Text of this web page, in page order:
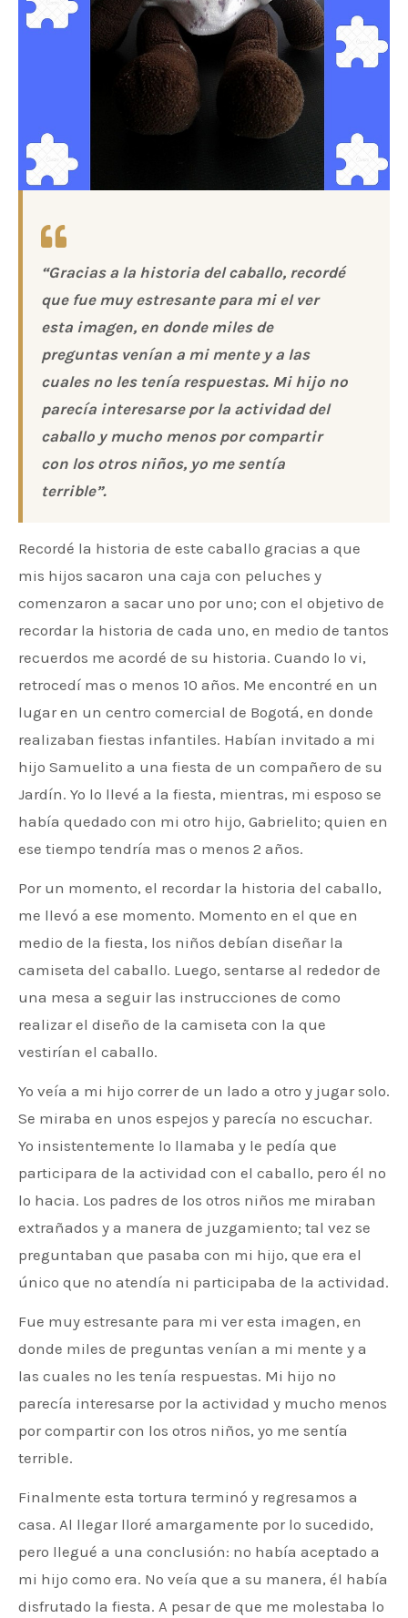
“Gracias a la historia del caballo, recordé
que fue muy estresante para mi el ver
esta imagen, en donde miles de
preguntas venían a mi mente y a las
cuales no les tenía respuestas. Mi hijo no
parecía interesarse por la actividad del
caballo y mucho menos por compartir
con los otros niños, yo me sentía
terrible”.
Recordé la historia de este caballo gracias a que
mis hijos sacaron una caja con peluches y
comenzaron a sacar uno por uno; con el objetivo de
recordar la historia de cada uno, en medio de tantos
recuerdos me acordé de su historia. Cuando lo vi,
retrocedí mas o menos 10 años. Me encontré en un
lugar en un centro comercial de Bogotá, en donde
realizaban fiestas infantiles. Habían invitado a mi
hijo Samuelito a una fiesta de un compañero de su
Jardín. Yo lo llevé a la fiesta, mientras, mi esposo se
había quedado con mi otro hijo, Gabrielito; quien en
ese tiempo tendría mas o menos 2 años.
Por un momento, el recordar la historia del caballo,
me llevó a ese momento. Momento en el que en
medio de la fiesta, los niños debían diseñar la
camiseta del caballo. Luego, sentarse al rededor de
una mesa a seguir las instrucciones de como
realizar el diseño de la camiseta con la que
vestirían el caballo.
Yo veía a mi hijo correr de un lado a otro y jugar solo.
Se miraba en unos espejos y parecía no escuchar.
Yo insistentemente lo llamaba y le pedía que
participara de la actividad con el caballo, pero él no
lo hacia. Los padres de los otros niños me miraban
extrañados y a manera de juzgamiento; tal vez se
preguntaban que pasaba con mi hijo, que era el
único que no atendía ni participaba de la actividad.
Fue muy estresante para mi ver esta imagen, en
donde miles de preguntas venían a mi mente y a
las cuales no les tenía respuestas. Mi hijo no
parecía interesarse por la actividad y mucho menos
por compartir con los otros niños, yo me sentía
terrible.
Finalmente esta tortura terminó y regresamos a
casa. Al llegar lloré amargamente por lo sucedido,
pero llegué a una conclusión: no había aceptado a
mi hijo como era. No veía que a su manera, él había
disfrutado la fiesta. A pesar de que me molestaba lo